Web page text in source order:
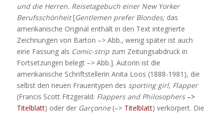
und die Herren. Reisetagebuch einer New Yorker
Berufsschönheit[Gentlemen prefer Blondes; das
amerikanische Original enthält in den Text integrierte
Zeichnungen von Barton –> Abb., wenig später ist auch
eine Fassung als Comic-strip zum Zeitungsabdruck in
Fortsetzungen belegt –> Abb.]. Autorin ist die
amerikanische Schriftstellerin Anita Loos (1888-1981), die
selbst den neuen Frauentypen des sporting girl, Flapper
(Francis Scott Fitzgerald: Flappers and Philosophers –>
Titelblatt) oder der Garçonne (–> Titelblatt) verkörpert. Die